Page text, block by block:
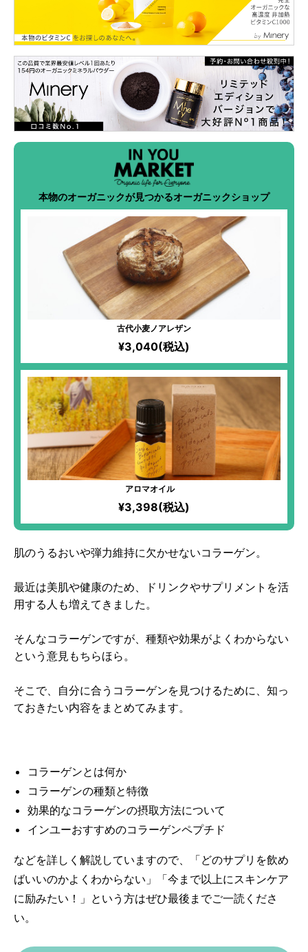
本物のオーガニックが見つかるオーガニックショップ
古代小麦ノアレザン
¥3,040(税込)
アロマオイル
¥3,398(税込)
肌のうるおいや弾力維持に欠かせないコラーゲン。
最近は美肌や健康のため、ドリンクやサプリメントを活
用する人も増えてきました。
そんなコラーゲンですが、種類や効果がよくわからない
という意見もちらほら。
そこで、自分に合うコラーゲンを見つけるために、知っ
ておきたい内容をまとめてみます。
コラーゲンとは何か
コラーゲンの種類と特徴
効果的なコラーゲンの摂取方法について
インユーおすすめのコラーゲンペプチド
などを詳しく解説していますので、「どのサプリを飲め
ばいいのかよくわからない」「今まで以上にスキンケア
に励みたい！」という方はぜひ最後までご一読くださ
い。